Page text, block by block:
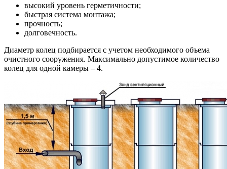
высокий уровень герметичности;
быстрая система монтажа;
прочность;
долговечность.
Диаметр колец подбирается с учетом необходимого объема
очистного сооружения. Максимально допустимое количество
колец для одной камеры – 4.